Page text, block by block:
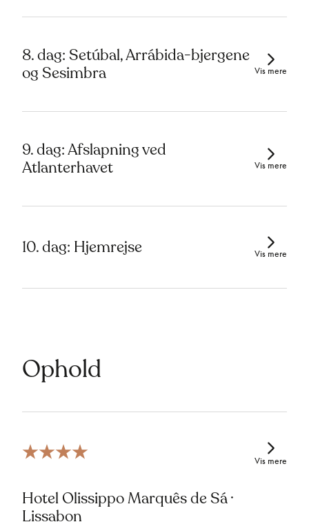
8. dag: Setúbal, Arrábida-bjergene
og Sesimbra
Vis mere
9. dag: Afslapning ved
Atlanterhavet
Vis mere
10. dag: Hjemrejse Vis mere
Ophold
Hotel Olissippo Marquês de Sá ·
Lissabon
Vis mere